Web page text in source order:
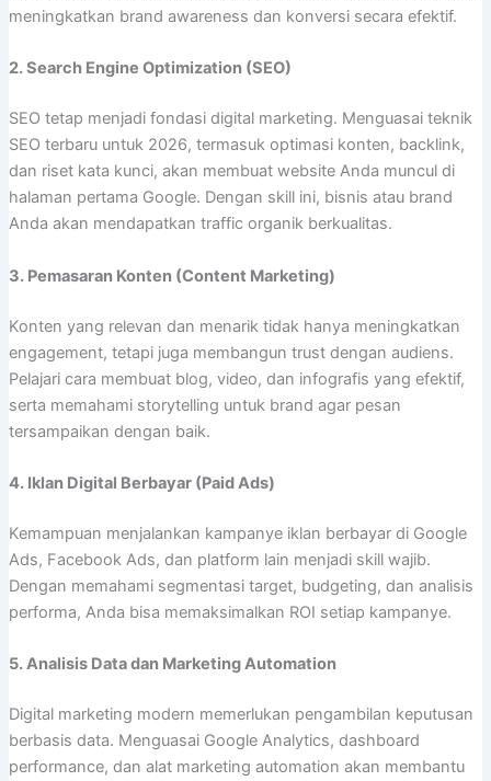
meningkatkan brand awareness dan konversi secara efektif.
2. Search Engine Optimization (SEO)
SEO tetap menjadi fondasi digital marketing. Menguasai teknik
SEO terbaru untuk 2026, termasuk optimasi konten, backlink,
dan riset kata kunci, akan membuat website Anda muncul di
halaman pertama Google. Dengan skill ini, bisnis atau brand
Anda akan mendapatkan traffic organik berkualitas.
3. Pemasaran Konten (Content Marketing)
Konten yang relevan dan menarik tidak hanya meningkatkan
engagement, tetapi juga membangun trust dengan audiens.
Pelajari cara membuat blog, video, dan infografis yang efektif,
serta memahami storytelling untuk brand agar pesan
tersampaikan dengan baik.
4. Iklan Digital Berbayar (Paid Ads)
Kemampuan menjalankan kampanye iklan berbayar di Google
Ads, Facebook Ads, dan platform lain menjadi skill wajib.
Dengan memahami segmentasi target, budgeting, dan analisis
performa, Anda bisa memaksimalkan ROI setiap kampanye.
5. Analisis Data dan Marketing Automation
Digital marketing modern memerlukan pengambilan keputusan
berbasis data. Menguasai Google Analytics, dashboard
performance, dan alat marketing automation akan membantu